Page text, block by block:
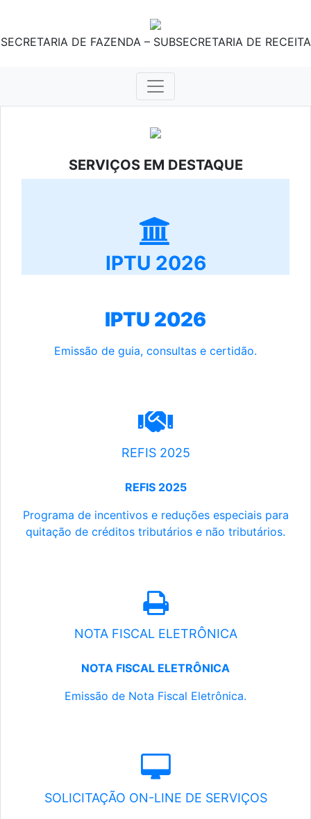
SECRETARIA DE FAZENDA – SUBSECRETARIA DE RECEITA
SERVIÇOS EM DESTAQUE
IPTU 2026
IPTU 2026
Emissão de guia, consultas e certidão.
REFIS 2025
REFIS 2025
Programa de incentivos e reduções especiais para
quitação de créditos tributários e não tributários.
NOTA FISCAL ELETRÔNICA
NOTA FISCAL ELETRÔNICA
Emissão de Nota Fiscal Eletrônica.
SOLICITAÇÃO ON-LINE DE SERVIÇOS